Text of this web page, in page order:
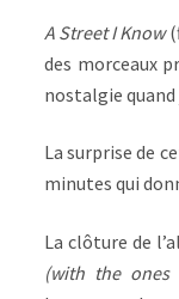
A Street I Know
des morceaux
nostalgie quand
La surprise de
minutes qui
La clôture de
(with the